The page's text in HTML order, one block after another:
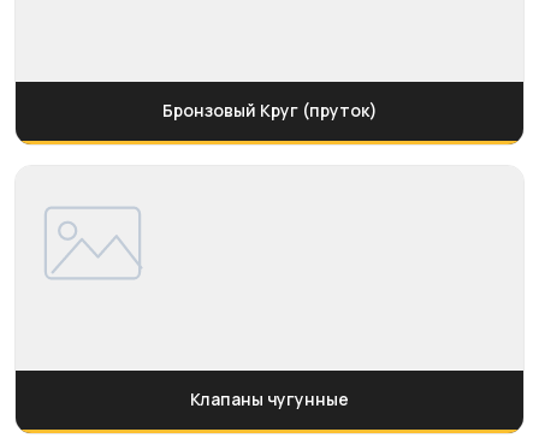
Бронзовый Круг (пруток)
Клапаны чугунные